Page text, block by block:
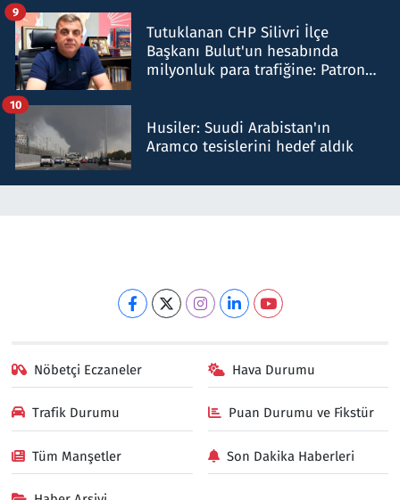
Tutuklanan CHP Silivri İlçe
Başkanı Bulut'un hesabında
milyonluk para trafiğine: Patron
9
Husiler: Suudi Arabistan'ın
Aramco tesislerini hedef aldık
10
Nöbetçi Eczaneler Hava Durumu
Trafik Durumu Puan Durumu ve Fikstür
Tüm Manşetler Son Dakika Haberleri